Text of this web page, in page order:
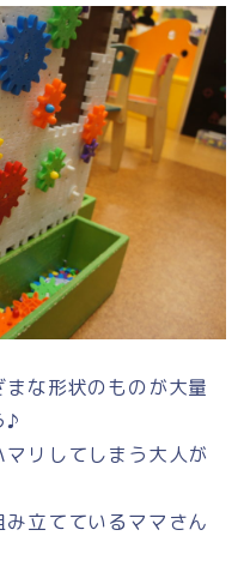
な形状のものが大量
♪
リしてしまう大人が
立てているママさん